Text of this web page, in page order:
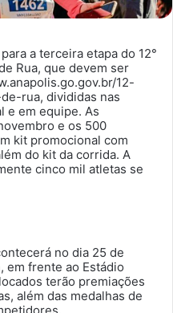
a terceira etapa do 12°
Rua, que devem ser
12-
rua, divididas nas
e em equipe. As
e os 500
kit promocional com
do kit da corrida. A
cinco mil atletas se
no dia 25 de
em frente ao Estádio
terão premiações
além das medalhas de